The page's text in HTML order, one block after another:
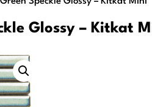
Glossy – Kitkat